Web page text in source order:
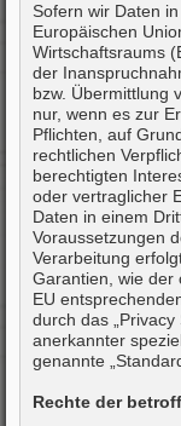
Sofern wir Daten
Europäischen
Wirtschaftsraums
der
bzw. Übermittlung
nur, wenn es zur
Pflichten, auf
rechtlichen
berechtigten
oder vertraglicher
Daten in einem
Voraussetzungen
Verarbeitung
Garantien, wie der
EU
durch das
anerkannter
genannte
Rechte der